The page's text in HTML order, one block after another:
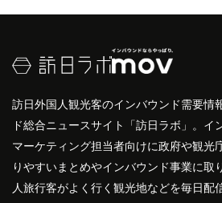
訪日外国人観光客のインバウンド需要情
ド総合ニュースサイト「訪日ラボ」。イ
マーケティング担当者向けに政府や観光
りやすいまとめやインバウンド事業に取
人旅行客がよく行く観光地などを毎日配